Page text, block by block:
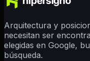
Arquitectura y
necesitan ser
elegidas en Google,
búsqueda.